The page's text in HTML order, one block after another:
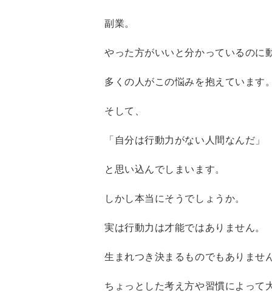
副業。
やった方がいいと分かっているのに
多くの人がこの悩みを抱えています。
そして、
「自分は行動力がない人間なんだ」
と思い込んでしまいます。
しかし本当にそうでしょうか。
実は行動力は才能ではありません。
生まれつき決まるものでもありませ
ちょっとした考え方や習慣によって